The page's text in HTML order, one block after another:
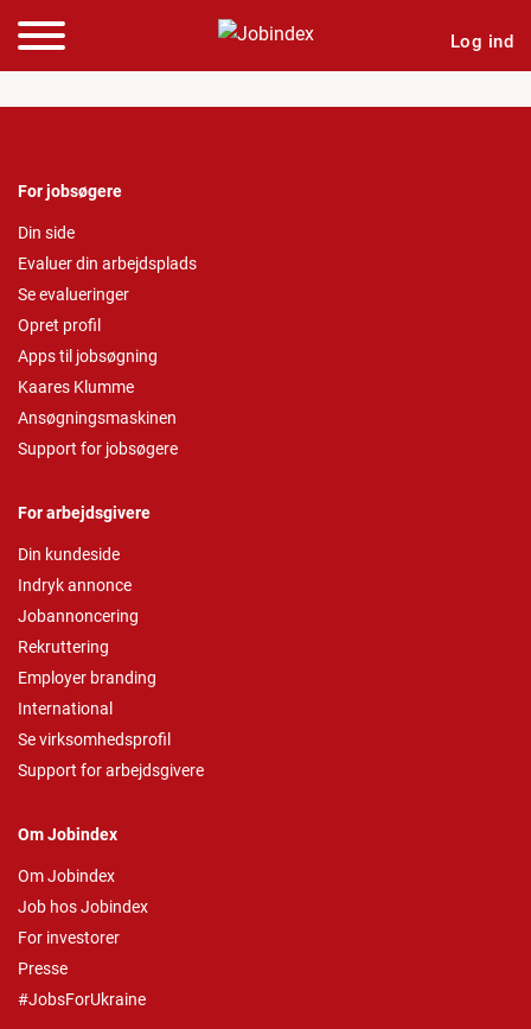
Log ind
For jobsøgere
Din side
Evaluer din arbejdsplads
Se evalueringer
Opret profil
Apps til jobsøgning
Kaares Klumme
Ansøgningsmaskinen
Support for jobsøgere
For arbejdsgivere
Din kundeside
Indryk annonce
Jobannoncering
Rekruttering
Employer branding
International
Se virksomhedsprofil
Support for arbejdsgivere
Om Jobindex
Om Jobindex
Job hos Jobindex
For investorer
Presse
#JobsForUkraine